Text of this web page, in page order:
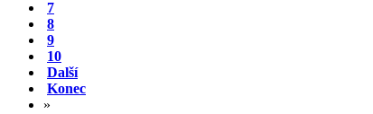
7
8
9
10
Další
Konec
»